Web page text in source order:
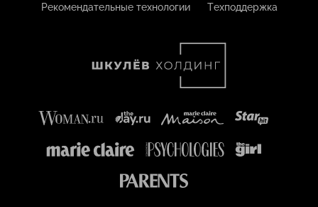
Рекомендательные технологии
Техподдержка